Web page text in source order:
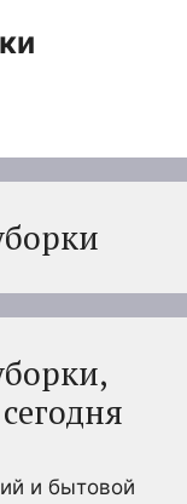
и бытовой